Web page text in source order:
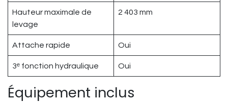
Hauteur maximale de
levage
2 403 mm
Attache rapide Oui
3ᵉ fonction hydraulique Oui
Équipement inclus